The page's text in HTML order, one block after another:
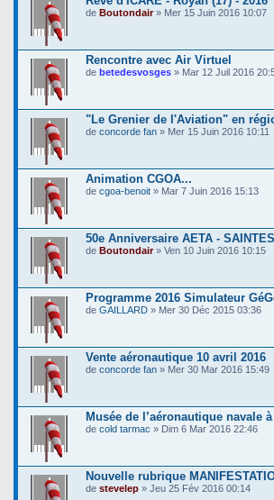
de Boutondair» Mer 15 Juin 2016 10:07
Rencontre avec Air Virtuel
de betedesvosges » Mar 12 Juil 2016
"Le Grenier de l'Aviation" en
de concorde fan » Mer 15 Juin 2016 10:11
Animation CGOA...
de cgoa-benoit » Mar 7 Juin 2016 15:13
50e Anniversaire AETA -
de Boutondair» Ven 10 Juin 2016 10:15
Programme 2016 Simulateur
de GAILLARD » Mer 30 Déc 2015 03:36
Vente aéronautique 10 avril 2016
de concorde fan » Mer 30 Mar 2016 15:49
Musée de l’aéronautique navale
de cold tarmac » Dim 6 Mar 2016 22:46
Nouvelle rubrique
de stevelep » Jeu 25 Fév 2016 00:14